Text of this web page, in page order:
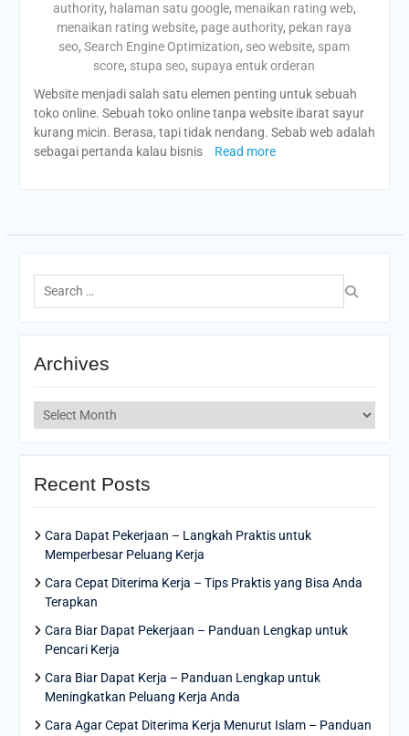
authority, halaman satu google, menaikan rating web,
menaikan rating website, page authority, pekan raya
seo,Search Engine Optimization, seo website, spam
score, stupa seo, supaya entuk orderan
Website menjadi salah satu elemen penting untuk sebuah
toko online. Sebuah toko online tanpa website ibarat sayur
kurang micin. Berasa, tapi tidak nendang. Sebab web adalah
sebagai pertanda kalau bisnis
Read more
Search
for:
Archives
Archives
Recent Posts
Cara Dapat Pekerjaan – Langkah Praktis untuk
Memperbesar Peluang Kerja
Cara Cepat Diterima Kerja – Tips Praktis yang Bisa Anda
Terapkan
Cara Biar Dapat Pekerjaan – Panduan Lengkap untuk
Pencari Kerja
Cara Biar Dapat Kerja – Panduan Lengkap untuk
Meningkatkan Peluang Kerja Anda
Cara Agar Cepat Diterima Kerja Menurut Islam – Panduan